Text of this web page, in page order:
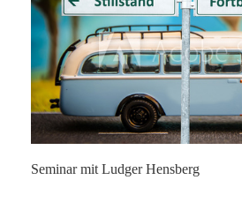
Seminar mit Ludger Hensberg